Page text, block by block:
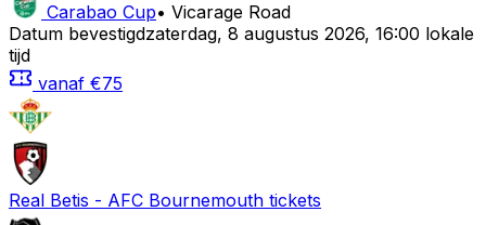
Carabao Cup• Vicarage Road
Datum bevestigdzaterdag, 8 augustus 2026, 16:00 lokale
tijd
vanaf €75
Real Betis - AFC Bournemouth tickets